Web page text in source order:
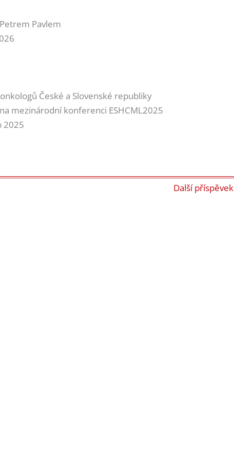
Pavlem
České a Slovenské republiky
mezinárodní konferenci ESHCML2025
2025
Další příspěvek